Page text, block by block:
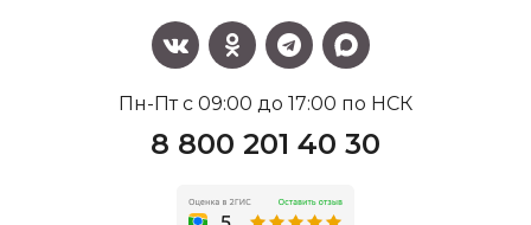
Пн-Пт с 09:00 до 17:00 по НСК
8 800 201 40 30